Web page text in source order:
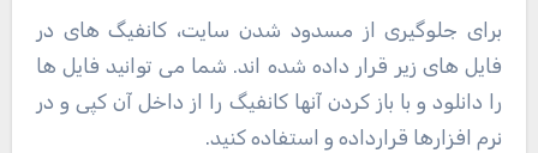
برای جلوگیری از مسدود شدن سایت، کانفیگ های در
فایل های زیر قرار داده شده اند. شما می توانید فایل ها
را دانلود و با باز کردن آنها کانفیگ را از داخل آن کپی و در
نرم افزارها قرارداده و استفاده کنید.